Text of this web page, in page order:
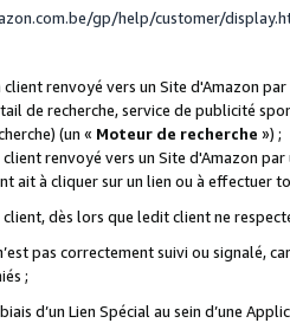
gp/help/customer/
renvoyé vers un Site d'Amazon
de recherche, service de publicité
(un « Moteur de recherche ») ;
renvoyé vers un Site d'Amazon
ait à cliquer sur un lien ou à
dès lors que ledit client ne
pas correctement suivi ou signalé,
;
d’un Lien Spécial au sein d’une